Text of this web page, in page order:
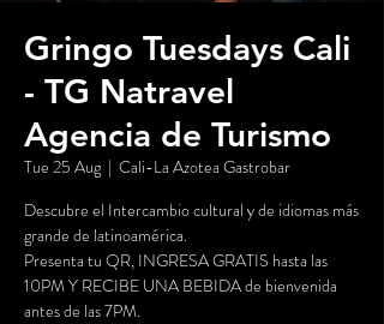
Gringo Tuesdays Cali
- TG Natravel
Agencia de Turismo
Tue 25 Aug
  |
Cali-La Azotea Gastrobar
Descubre el Intercambio cultural y de idiomas más
grande de latinoamérica.
Presenta tu QR, INGRESA GRATIS hasta las
10PM Y RECIBE UNA BEBIDA de bienvenida
antes de las 7PM.